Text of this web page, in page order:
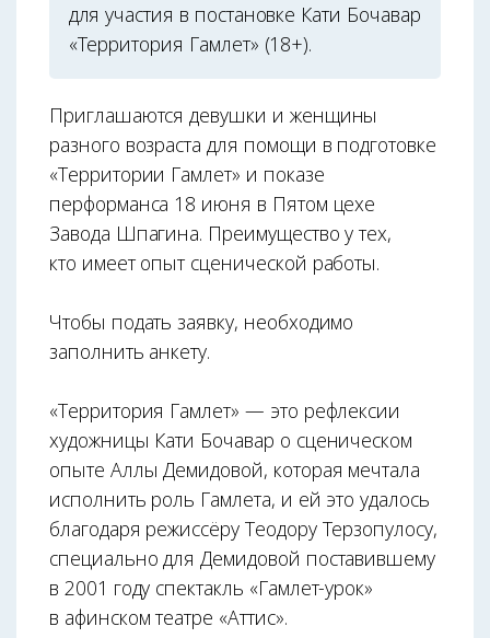
для участия в постановке Кати Бочавар
«Территория Гамлет» (18+).
Приглашаются девушки и женщины
разного возраста для помощи в подготовке
«Территории Гамлет» и показе
перформанса 18 июня в Пятом цехе
Завода Шпагина. Преимущество у тех,
кто имеет опыт сценической работы.
Чтобы подать заявку, необходимо
заполнить анкету.
«Территория Гамлет» — это рефлексии
художницы Кати Бочавар о сценическом
опыте Аллы Демидовой, которая мечтала
исполнить роль Гамлета, и ей это удалось
благодаря режиссёру Теодору Терзопулосу,
специально для Демидовой поставившему
в 2001 году спектакль «Гамлет-урок»
в афинском театре «Аттис».